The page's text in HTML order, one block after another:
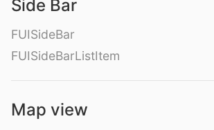
Side Bar
FUISideBar
FUISideBarListItem
Map view